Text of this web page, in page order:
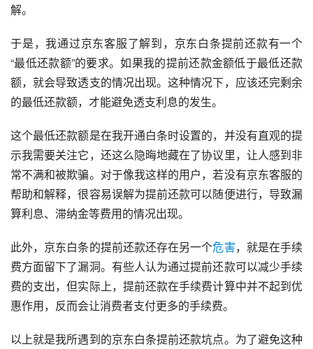
解。
于是，我通过京东客服了解到，京东白条提前还款有一个
“最低还款额”的要求。如果我的提前还款金额低于最低还款
额，就会导致透支的情况出现。这种情况下，应该还完剩余
的最低还款额，才能避免透支利息的发生。
这个最低还款额是在我开通白条时设置的，并没有直观的提
示我需要关注它，还这么隐晦地藏在了协议里，让人感到非
常不满和被欺骗。对于像我这样的用户，若没有京东客服的
帮助和解释，很容易误解为提前还款可以随便进行，导致漏
算利息、滞纳金等费用的情况出现。
此外，京东白条的提前还款还存在另一个危害，就是在手续
费方面留下了漏洞。有些人认为通过提前还款可以减少手续
费的支出，但实际上，提前还款在手续费计算中并不起到优
惠作用，反而会让消费者支付更多的手续费。
以上就是我所遇到的京东白条提前还款坑点。为了避免这种